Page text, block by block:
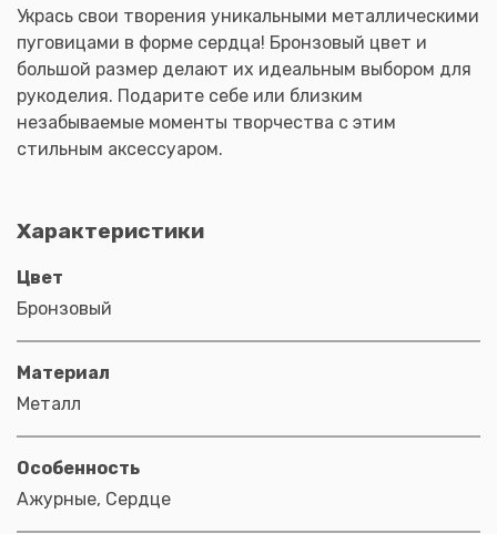
Укрась свои творения уникальными металлическими
пуговицами в форме сердца! Бронзовый цвет и
большой размер делают их идеальным выбором для
рукоделия. Подарите себе или близким
незабываемые моменты творчества с этим
стильным аксессуаром.
Характеристики
Цвет
Бронзовый
Материал
Металл
Особенность
Ажурные, Сердце